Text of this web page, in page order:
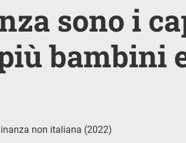
sono i
bambini
non italiana (2022)